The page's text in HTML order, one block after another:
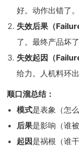
好。动作出错了。
失效后果（
了。最终产品坏
失效起因（
给力。人机料环出
顺口溜总结：
模式是表象（怎么
后果是影响（谁被
起因是祸根（谁